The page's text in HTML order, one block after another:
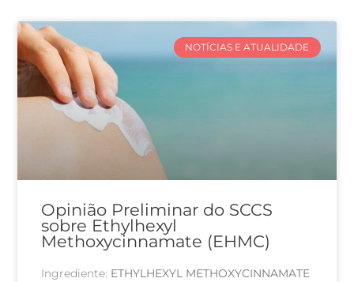
NOTÍCIAS E ATUALIDADE
Opinião Preliminar do SCCS
sobre Ethylhexyl
Methoxycinnamate (EHMC)
Ingrediente: ETHYLHEXYL METHOXYCINNAMATE